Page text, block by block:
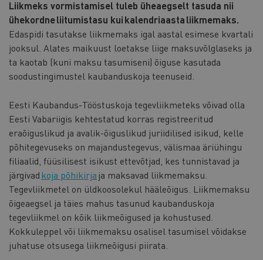
Liikmeks vormistamisel tuleb üheaegselt tasuda nii
ühekordne liitumistasu kui kalendriaasta liikmemaks.
Edaspidi tasutakse liikmemaks igal aastal esimese kvartali
jooksul. Alates maikuust loetakse liige maksuvõlglaseks ja
ta kaotab (kuni maksu tasumiseni) õiguse kasutada
soodustingimustel kaubanduskoja teenuseid.
Eesti Kaubandus-Tööstuskoja tegevliikmeteks võivad olla
Eesti Vabariigis kehtestatud korras registreeritud
eraõiguslikud ja avalik-õiguslikud juriidilised isikud, kelle
põhitegevuseks on majandustegevus, välismaa äriühingu
filiaalid, füüsilisest isikust ettevõtjad, kes tunnistavad ja
järgivad koja põhikirja ja maksavad liikmemaksu.
Tegevliikmetel on üldkoosolekul hääleõigus. Liikmemaksu
õigeaegsel ja täies mahus tasunud kaubanduskoja
tegevliikmel on kõik liikmeõigused ja kohustused.
Kokkuleppel või liikmemaksu osalisel tasumisel võidakse
juhatuse otsusega liikmeõigusi piirata.